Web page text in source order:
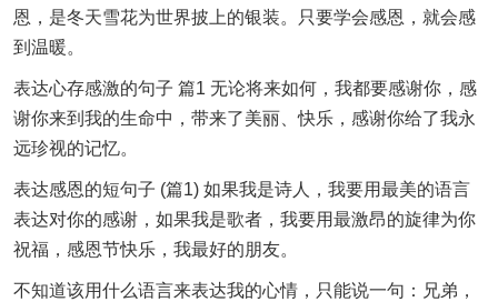
恩，是冬天雪花为世界披上的银装。只要学会感恩，就会感
到温暖。
表达心存感激的句子 篇1 无论将来如何，我都要感谢你，感
谢你来到我的生命中，带来了美丽、快乐，感谢你给了我永
远珍视的记忆。
表达感恩的短句子 (篇1) 如果我是诗人，我要用最美的语言
表达对你的感谢，如果我是歌者，我要用最激昂的旋律为你
祝福，感恩节快乐，我最好的朋友。
不知道该用什么语言来表达我的心情，只能说一句：兄弟，